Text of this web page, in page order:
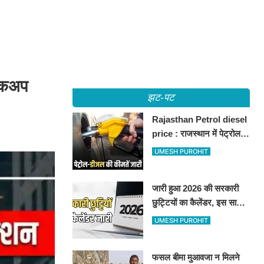
झट-पट
Rajasthan Petrol diesel
price : राजस्थान में पेट्रोल-
डीजल की कीमतें जारी, जानिए
UMESH PUROHIT
जारी हुआ 2026 की सरकारी
छुट्टियों का कैलेंडर, इस साल
कई बार मिलेगा लगातार
UMESH PUROHIT
फसल बीमा मुआवजा न मिलने